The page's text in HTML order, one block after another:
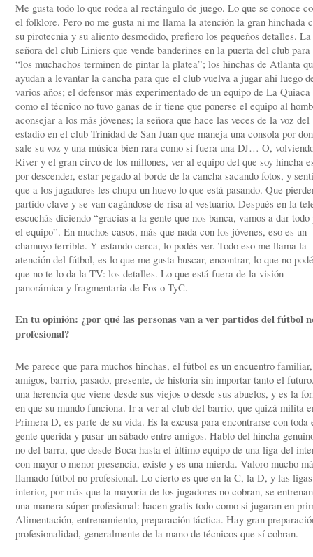
Me gusta todo lo que rodea al rectángulo de juego. Lo que se conoce
el folklore. Pero no me gusta ni me llama la atención la gran hinchada
su pirotecnia y su aliento desmedido, prefiero los pequeños detalles. La
señora del club Liniers que vende banderines en la puerta del club para
“los muchachos terminen de pintar la platea”; los hinchas de Atlanta
ayudan a levantar la cancha para que el club vuelva a jugar ahí luego
varios años; el defensor más experimentado de un equipo de La Quiaca
como el técnico no tuvo ganas de ir tiene que ponerse el equipo al
aconsejar a los más jóvenes; la señora que hace las veces de la voz del
estadio en el club Trinidad de San Juan que maneja una consola por
sale su voz y una música bien rara como si fuera una DJ… O,
River y el gran circo de los millones, ver al equipo del que soy hincha
por descender, estar pegado al borde de la cancha sacando fotos, y
que a los jugadores les chupa un huevo lo que está pasando. Que
partido clave y se van cagándose de risa al vestuario. Después en la
escuchás diciendo “gracias a la gente que nos banca, vamos a dar todo
el equipo”. En muchos casos, más que nada con los jóvenes, eso es un
chamuyo terrible. Y estando cerca, lo podés ver. Todo eso me llama la
atención del fútbol, es lo que me gusta buscar, encontrar, lo que no
que no te lo da la TV: los detalles. Lo que está fuera de la visión
panorámica y fragmentaria de Fox o TyC.
En tu opinión: ¿por qué las personas van a ver partidos del fútbol
profesional?
Me parece que para muchos hinchas, el fútbol es un encuentro familiar,
amigos, barrio, pasado, presente, de historia sin importar tanto el
una herencia que viene desde sus viejos o desde sus abuelos, y es la
en que su mundo funciona. Ir a ver al club del barrio, que quizá milita
Primera D, es parte de su vida. Es la excusa para encontrarse con toda
gente querida y pasar un sábado entre amigos. Hablo del hincha
no del barra, que desde Boca hasta el último equipo de una liga del
con mayor o menor presencia, existe y es una mierda. Valoro mucho
llamado fútbol no profesional. Lo cierto es que en la C, la D, y las
interior, por más que la mayoría de los jugadores no cobran, se
una manera súper profesional: hacen gratis todo como si jugaran en
Alimentación, entrenamiento, preparación táctica. Hay gran
profesionalidad, generalmente de la mano de técnicos que sí cobran.